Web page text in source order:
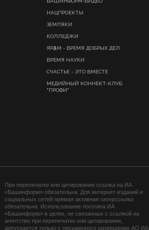
НАЦПРОЕКТЫ
ЗЕМЛЯКИ
КОЛЛЕДЖИ
ЯРҘАМ - ВРЕМЯ ДОБРЫХ ДЕЛ
ВРЕМЯ НАУКИ
СЧАСТЬЕ - ЭТО ВМЕСТЕ
МЕДИЙНЫЙ КОННЕКТ-КЛУБ
"ПРОФИ"
При перепечатке или цитировании ссылка на ИА
«Башинформ» обязательна. Для интернет-изданий и
социальных сетей прямая активная гиперссылка
обязательна. Использование логотипа ИА
«Башинформ» в целях, не связанных с ссылкой на
агентство при перепечатке или цитировании,
допускается только с письменного разрешения АО ИА